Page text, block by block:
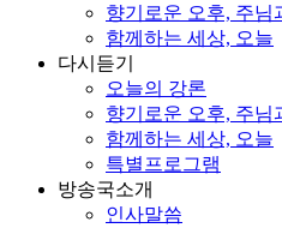
향기로운 오후, 주님
함께하는 세상, 오늘
다시듣기
오늘의 강론
향기로운 오후, 주님
함께하는 세상, 오늘
특별프로그램
방송국소개
인사말씀